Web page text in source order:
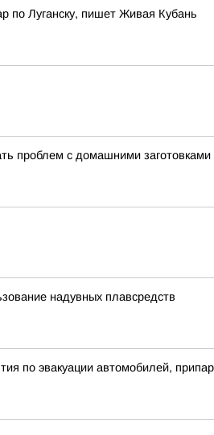
по Луганску, пишет Живая Кубань
проблем с домашними заготовками
надувных плавсредств
по эвакуации автомобилей,